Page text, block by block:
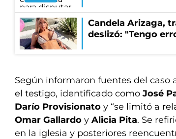
Candela Arizaga,
deslizó: "Tengo
Según informaron fuentes del caso
el testigo, identificado como José
Darío Provisionato y “se limitó a
Omar Gallardo y Alicia Pita. Se
en la iglesia y posteriores